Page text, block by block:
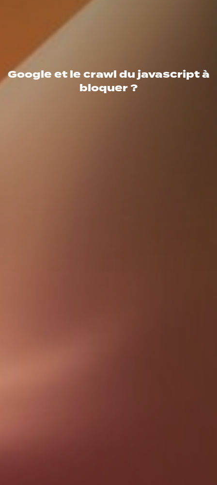
Google et le crawl du javascript à
bloquer ?